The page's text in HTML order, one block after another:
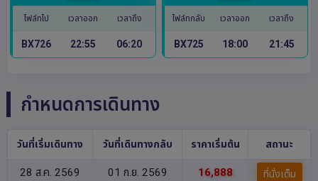
ไฟล์ทไป เวลาออก เวลาถึง
BX726 22:55 06:20
ไฟล์ทกลับ เวลาออก เวลาถึง
BX725 18:00 21:45
กำหนดการเดินทาง
วันที่เริ่มเดินทาง วันที่เดินทางกลับ ราคาเริ่มต้น สถานะ
28 ส.ค. 2569 01 ก.ย. 2569 16,888 ที่นั่งเต็ม